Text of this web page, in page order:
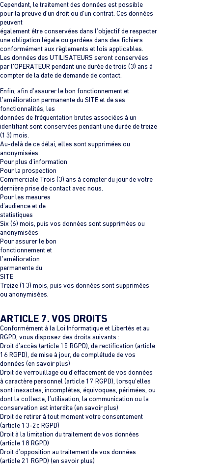
Cependant, le traitement des données est possible
pour la preuve d’un droit ou d’un contrat. Ces données
peuvent
également être conservées dans l’objectif de respecter
une obligation légale ou gardées dans des fichiers
conformément aux règlements et lois applicables.
Les données des UTILISATEURS seront conservées
par l’OPERATEUR pendant une durée de trois (3) ans à
compter de la date de demande de contact.
Enfin, afin d’assurer le bon fonctionnement et
l’amélioration permanente du SITE et de ses
fonctionnalités, les
données de fréquentation brutes associées à un
identifiant sont conservées pendant une durée de treize
(13) mois.
Au-delà de ce délai, elles sont supprimées ou
anonymisées.
Pour plus d’information
Pour la prospection
Commerciale Trois (3) ans à compter du jour de votre
dernière prise de contact avec nous.
Pour les mesures
d’audience et de
statistiques
Six (6) mois, puis vos données sont supprimées ou
anonymisées
Pour assurer le bon
fonctionnement et
l’amélioration
permanente du
SITE
Treize (13) mois, puis vos données sont supprimées
ou anonymisées.
ARTICLE 7. VOS DROITS
Conformément à la Loi Informatique et Libertés et au
RGPD, vous disposez des droits suivants :
Droit d’accès (article 15 RGPD), de rectification (article
16 RGPD), de mise à jour, de complétude de vos
données (en savoir plus)
Droit de verrouillage ou d’effacement de vos données
à caractère personnel (article 17 RGPD), lorsqu’elles
sont inexactes, incomplètes, équivoques, périmées, ou
dont la collecte, l’utilisation, la communication ou la
conservation est interdite (en savoir plus)
Droit de retirer à tout moment votre consentement
(article 13-2c RGPD)
Droit à la limitation du traitement de vos données
(article 18 RGPD)
Droit d’opposition au traitement de vos données
(article 21 RGPD) (en savoir plus)